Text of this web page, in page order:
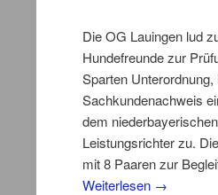
Die OG Lauingen lud
Hundefreunde zur
Sparten
Sachkundenachweis
dem
Leistungsrichter zu.
mit 8 Paaren zur
Weiterlesen →